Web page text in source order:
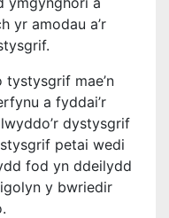
yr amodau a’r
mae’n
a fyddai’r
dystysgrif
petai wedi
fod yn ddeilydd
y bwriedir